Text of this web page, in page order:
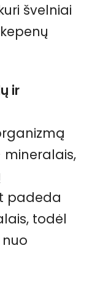
švelniai
ir
mineralais,
padeda
todėl